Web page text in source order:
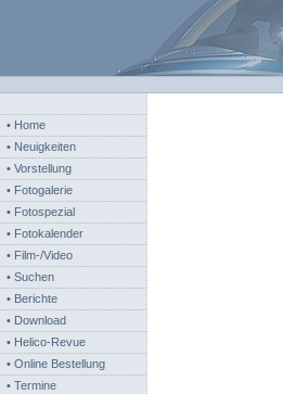
• Home
• Neuigkeiten
• Vorstellung
• Fotogalerie
• Fotospezial
• Fotokalender
• Film-/Video
• Suchen
• Berichte
• Download
• Helico-Revue
• Online Bestellung
• Termine